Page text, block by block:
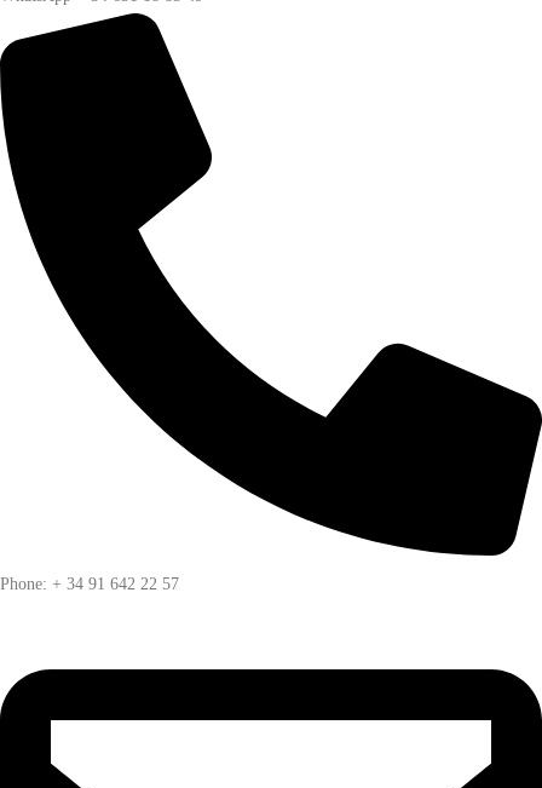
Phone: + 34 91 642 22 57